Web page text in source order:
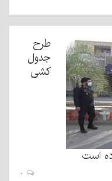
طرح
جدول
کشی
است